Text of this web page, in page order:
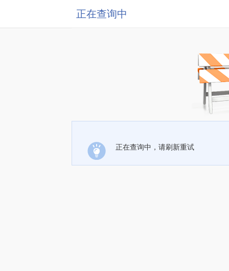
正在查询中
正在查询中，请刷新重试